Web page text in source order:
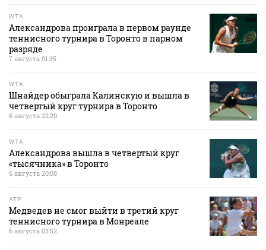
WTA
Александрова проиграла в первом раунде
теннисного турнира в Торонто в парном
разряде
7 августа 01:35
WTA
Шнайдер обыграла Калинскую и вышла в
четвертый круг турнира в Торонто
6 августа 22:20
WTA
Александрова вышла в четвертый круг
«тысячника» в Торонто
6 августа 20:08
ATP
Медведев не смог выйти в третий круг
теннисного турнира в Монреале
6 августа 03:52